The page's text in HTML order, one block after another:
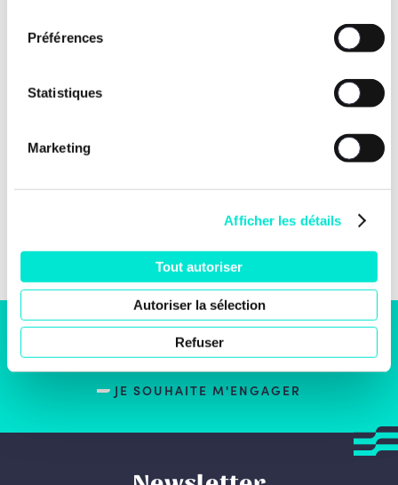
Préférences
Statistiques
Marketing
Afficher les détails
Tout autoriser
Autoriser la sélection
Refuser
S'engager
JE SOUHAITE M'ENGAGER